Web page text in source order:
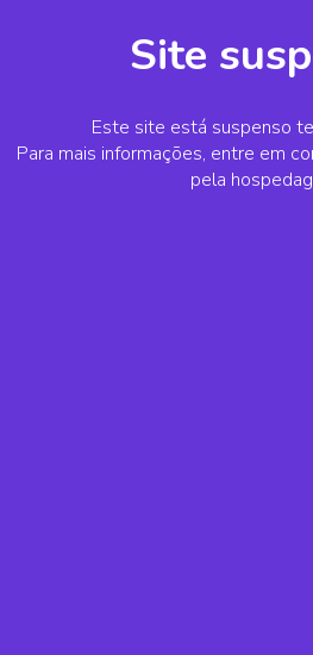
Site
Este site está suspenso
Para mais informações, entre em
pela